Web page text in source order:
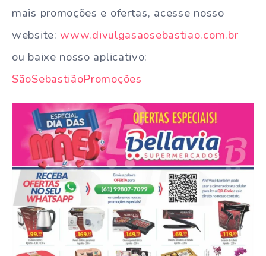
mais promoções e ofertas, acesse nosso
website:www.divulgasaosebastiao.com.br
ou baixe nosso aplicativo:
SãoSebastiãoPromoções